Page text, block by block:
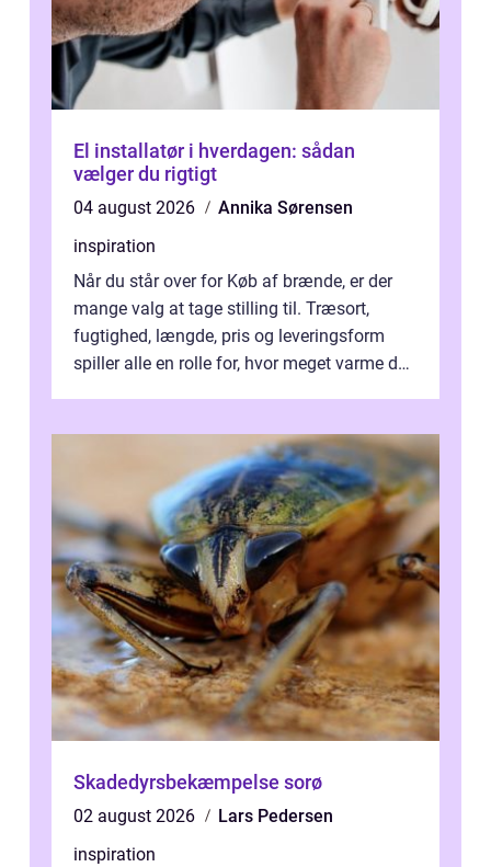
El installatør i hverdagen: sådan
vælger du rigtigt
04 august 2026
Annika Sørensen
inspiration
Når du står over for Køb af brænde, er der
mange valg at tage stilling til. Træsort,
fugtighed, længde, pris og leveringsform
spiller alle en rolle for, hvor meget varme du
Skadedyrsbekæmpelse sorø
02 august 2026
Lars Pedersen
inspiration